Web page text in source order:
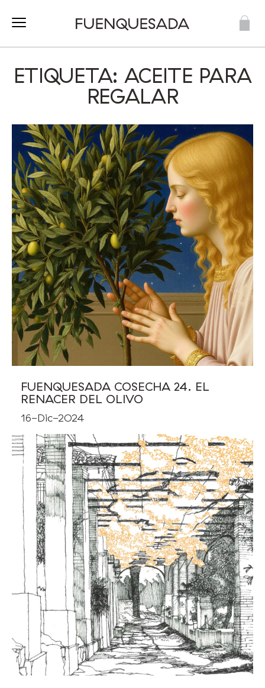
ETIQUETA: ACEITE PARA
REGALAR
FUENQUESADA COSECHA 24. EL
RENACER DEL OLIVO
16-Dic-2024